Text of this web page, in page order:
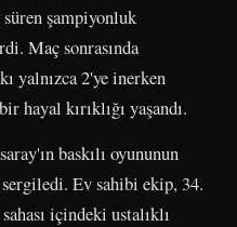
süren şampiyonluk
Maç sonrasında
yalnızca 2'ye inerken
hayal kırıklığı yaşandı.
baskılı oyununun
Ev sahibi ekip, 34.
içindeki ustalıklı